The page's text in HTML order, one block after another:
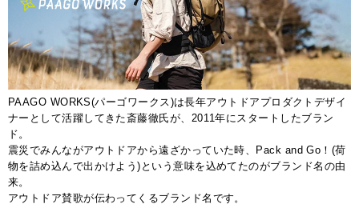
PAAGO WORKS(パーゴワークス)は長年アウトドアプロダクトデザイ
ナーとして活躍してきた斎藤徹氏が、2011年にスタートしたブラン
ド。
震災でみんながアウトドアから遠ざかっていた時、Pack and Go！(荷
物を詰め込んで出かけよう)という意味を込めてたのがブランド名の由
来。
アウトドア賛歌が伝わってくるブランド名です。